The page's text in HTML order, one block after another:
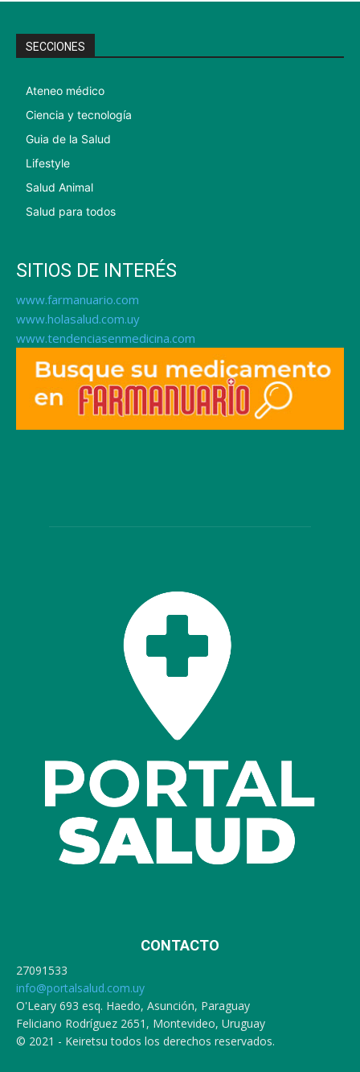
SECCIONES
Ateneo médico
Ciencia y tecnología
Guia de la Salud
Lifestyle
Salud Animal
Salud para todos
SITIOS DE INTERÉS
www.farmanuario.com
www.holasalud.com.uy
www.tendenciasenmedicina.com
CONTACTO
27091533
info@portalsalud.com.uy
O'Leary 693 esq. Haedo, Asunción, Paraguay
Feliciano Rodríguez 2651, Montevideo, Uruguay
© 2021 - Keiretsu todos los derechos reservados.